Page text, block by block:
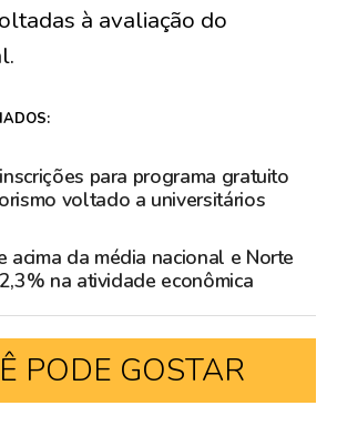
à avaliação do
para programa gratuito
voltado a universitários
acima da média nacional e Norte
na atividade econômica
PODE GOSTAR